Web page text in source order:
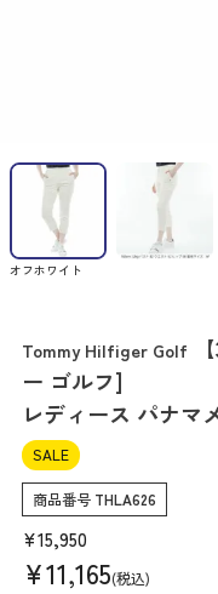
オフホワイト
Tommy Hilfiger Golf
ー ゴルフ]
レディース パナマ
SALE
商品番号 THLA626
¥15,950
¥11,165 税込